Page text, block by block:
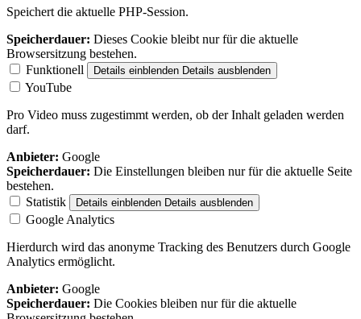
Speichert die aktuelle PHP-Session.
Speicherdauer: Dieses Cookie bleibt nur für die aktuelle
Browsersitzung bestehen.
Funktionell
Details einblenden Details ausblenden
YouTube
Pro Video muss zugestimmt werden, ob der Inhalt geladen werden
darf.
Anbieter: Google
Speicherdauer: Die Einstellungen bleiben nur für die aktuelle Seite
bestehen.
Statistik
Details einblenden Details ausblenden
Google Analytics
Hierdurch wird das anonyme Tracking des Benutzers durch Google
Analytics ermöglicht.
Anbieter: Google
Speicherdauer: Die Cookies bleiben nur für die aktuelle